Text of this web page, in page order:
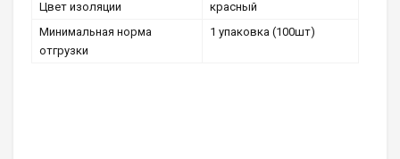
Цвет изоляции
красный
Минимальная норма
отгрузки
1 упаковка (100шт)